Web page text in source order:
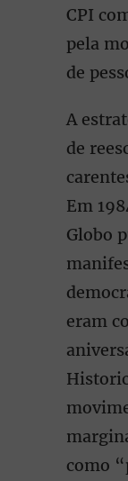
CPI
pela
de
A
de
Em
Globo
eram
como